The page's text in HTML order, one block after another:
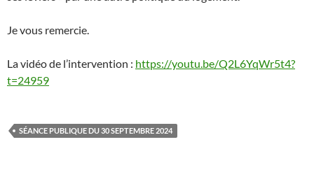
Je vous remercie.
La vidéo de l’intervention : https://youtu.be/Q2L6YqWr5t4?
t=24959
SÉANCE PUBLIQUE DU 30 SEPTEMBRE 2024